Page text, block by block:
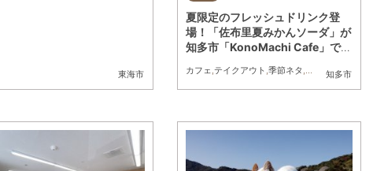
東海市 知多市
夏限定のフレッシュドリンク登
場！「佐布里夏みかんソーダ」が
知多市「KonoMachi Cafe」で登
カフェ,テイクアウト ,季節ネタ ,ちたまる広告